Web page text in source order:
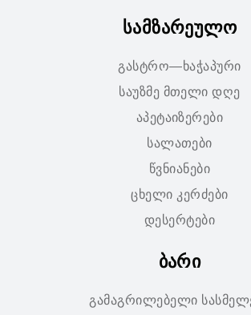
სამზარეულო
გასტრო—ხაჭაპური
საუზმე მთელი დღე
აპეტაიზერები
სალათები
წვნიანები
ცხელი კერძები
დესერტები
ბარი
გამაგრილებელი